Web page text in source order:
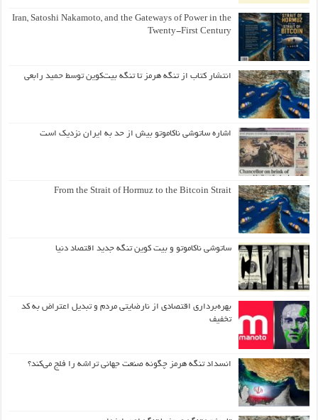
Iran, Satoshi Nakamoto, and the Gateways of Power in the
Twenty-First Century
انتشار کتاب از تنگه هرمز تا تنگه بیت‌کوین توسط حمید رابعی
اشاره ساتوشی ناکاموتو بیش از حد به ایران نزدیک است
From the Strait of Hormuz to the Bitcoin Strait
ساتوشی ناکاموتو و بیت کوین تنگه جدید اقتصاد دنیا
بهره‌برداری اقتصادی از نارضایتی مردم و تبدیل اعتراض به کد
تخفیف
انسداد تنگه هرمز چگونه صنعت جهانی تراشه را فلج می‌کند؟